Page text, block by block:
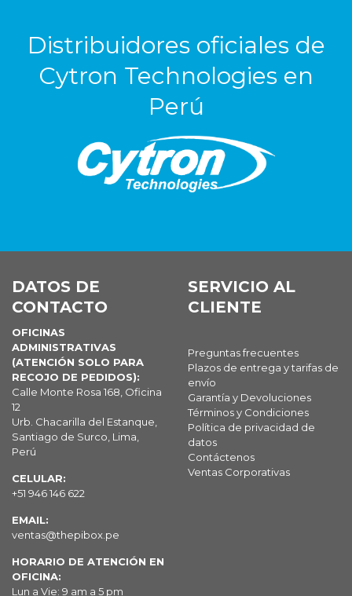
Distribuidores oficiales de
Cytron Technologies en
Perú
DATOS DE
CONTACTO
OFICINAS
ADMINISTRATIVAS
(ATENCIÓN SOLO PARA
RECOJO DE PEDIDOS):
Calle Monte Rosa 168, Oficina
12
Urb. Chacarilla del Estanque,
Santiago de Surco, Lima,
Perú
CELULAR:
+51 946 146 622
EMAIL:
ventas@thepibox.pe
HORARIO DE ATENCIÓN EN
OFICINA:
Lun a Vie: 9 am a 5 pm
SERVICIO AL
CLIENTE
Preguntas frecuentes
Plazos de entrega y tarifas de
envío
Garantía y Devoluciones
Términos y Condiciones
Política de privacidad de
datos
Contáctenos
Ventas Corporativas